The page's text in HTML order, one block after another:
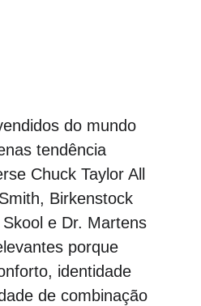
do mundo
tendência
Chuck Taylor All
Birkenstock
e Dr. Martens
porque
identidade
de combinação